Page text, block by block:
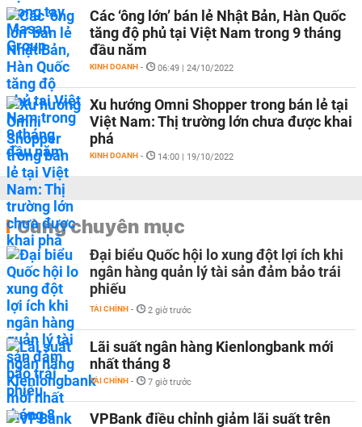
Các ‘ông lớn’ bán lẻ Nhật Bản, Hàn Quốc
tăng độ phủ tại Việt Nam trong 9 tháng
đầu năm
KINH DOANH - 06:49 | 24/10/2022
Xu hướng Omni Shopper trong bán lẻ tại
Việt Nam: Thị trường lớn chưa được khai
phá
KINH DOANH - 14:00 | 19/10/2022
Cùng chuyên mục
Đại biểu Quốc hội lo xung đột lợi ích khi
ngân hàng quản lý tài sản đảm bảo trái
phiếu
TÀI CHÍNH - 2 giờ trước
Lãi suất ngân hàng Kienlongbank mới
nhất tháng 8
TÀI CHÍNH - 7 giờ trước
VPBank điều chỉnh giảm lãi suất trên